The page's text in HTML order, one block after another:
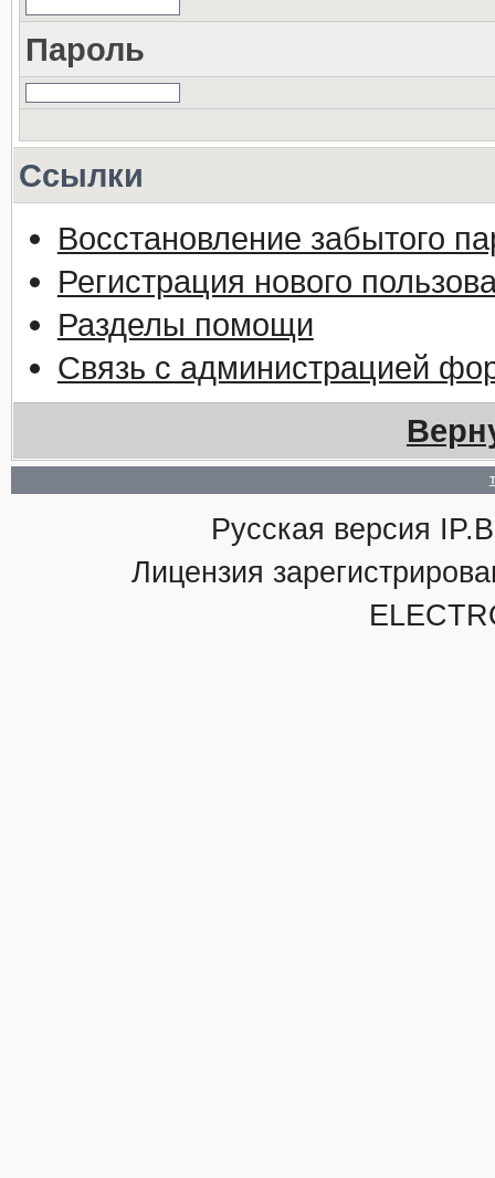
Пароль
Ссылки
Восстановление забытого
Регистрация нового
Разделы помощи
Связь с администрацией
Русская версия
Лицензия